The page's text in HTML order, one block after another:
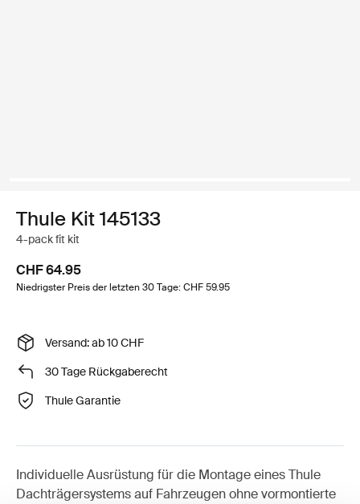
Thule Kit 145133
4-pack fit kit
CHF 64.95
Niedrigster Preis der letzten 30 Tage: CHF 59.95
Versand: ab 10 CHF
30 Tage Rückgaberecht
Thule Garantie
Individuelle Ausrüstung für die Montage eines Thule
Dachträgersystems auf Fahrzeugen ohne vormontierte